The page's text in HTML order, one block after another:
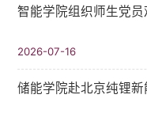
智能学院组织师生党员
2026-07-16
储能学院赴北京纯锂